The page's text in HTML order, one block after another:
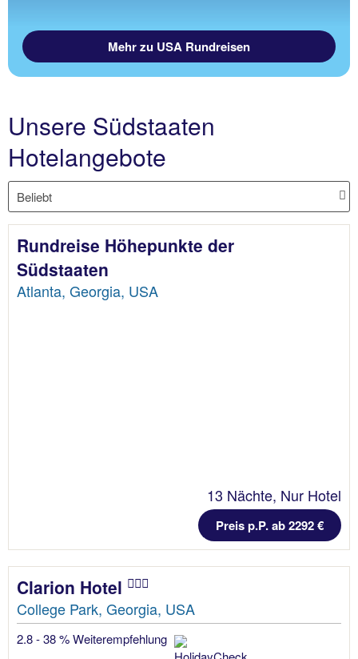
Mehr zu USA Rundreisen
Unsere Südstaaten
Hotelangebote
Rundreise Höhepunkte der
Südstaaten
Atlanta, Georgia, USA
13 Nächte, Nur Hotel
Preis p.P. ab 2292 €
Clarion Hotel
College Park, Georgia, USA
2.8 - 38 % Weiterempfehlung